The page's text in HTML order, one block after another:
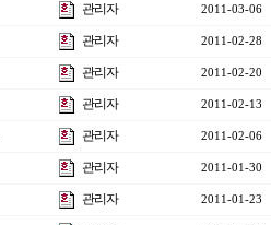
관리자 2011-03-06
관리자 2011-02-28
관리자 2011-02-20
관리자 2011-02-13
관리자 2011-02-06
관리자 2011-01-30
관리자 2011-01-23